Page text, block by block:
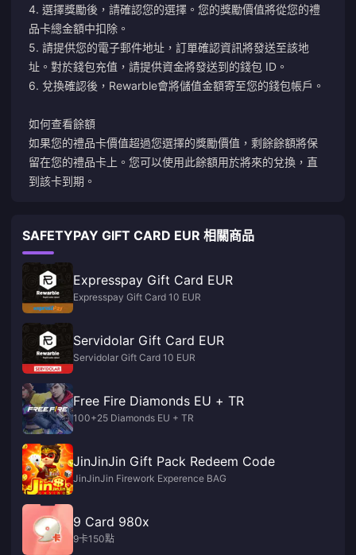
4. 選擇獎勵後，請確認您的選擇。您的獎勵價值將從您的禮
品卡總金額中扣除。
5. 請提供您的電子郵件地址，訂單確認資訊將發送至該地
址。對於錢包充值，請提供資金將發送到的錢包 ID。
6. 兌換確認後，Rewarble會將儲值金額寄至您的錢包帳戶。
如何查看餘額
如果您的禮品卡價值超過您選擇的獎勵價值，剩餘餘額將保
留在您的禮品卡上。您可以使用此餘額用於將來的兌換，直
到該卡到期。
SAFETYPAY GIFT CARD EUR 相關商品
Expresspay Gift Card EUR
Expresspay Gift Card 10 EUR
Servidolar Gift Card EUR
Servidolar Gift Card 10 EUR
Free Fire Diamonds EU + TR
100+25 Diamonds EU + TR
JinJinJin Gift Pack Redeem Code
JinJinJin Firework Experence BAG
9 Card 980x
9卡150點